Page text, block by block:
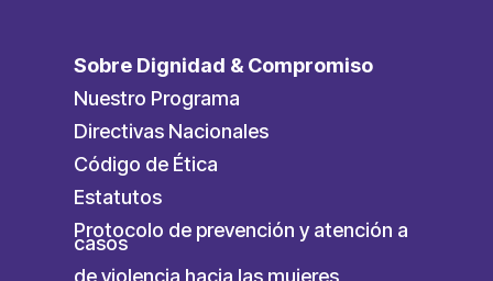
Sobre Dignidad & Compromiso
Nuestro Programa
Directivas Nacionales
Código de Ética
Estatutos
Protocolo de prevención y atención a
casos
de violencia hacia las mujeres